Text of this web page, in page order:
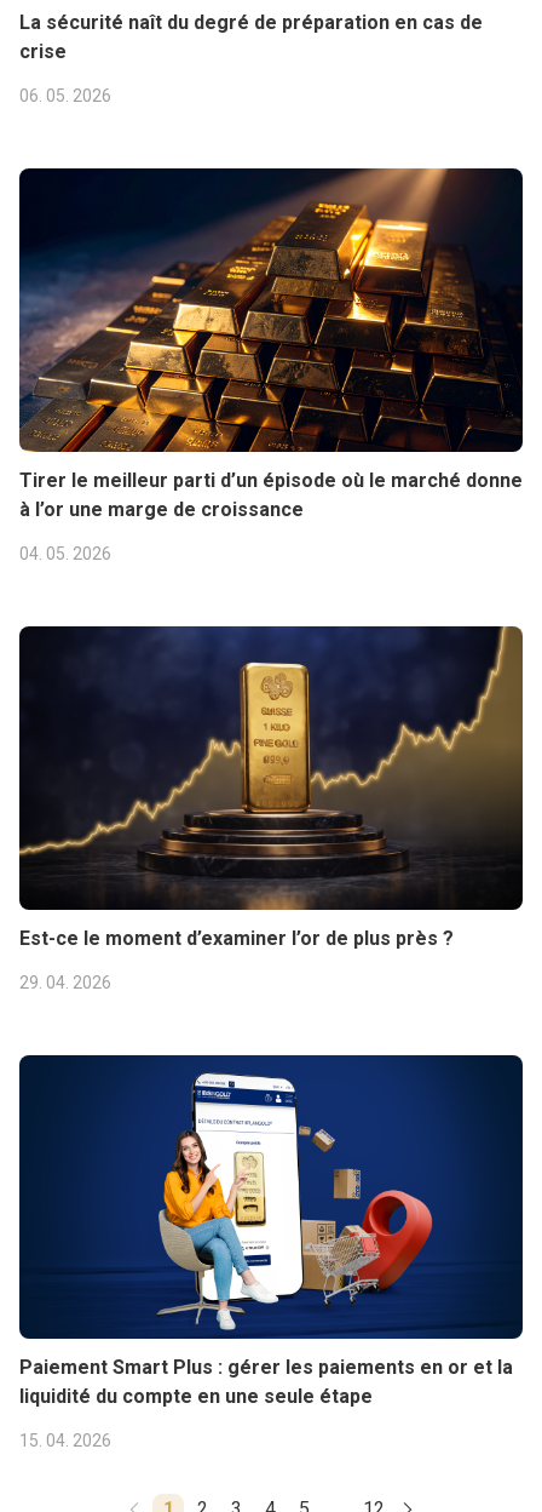
La sécurité naît du degré de préparation en cas de
crise
06. 05. 2026
Tirer le meilleur parti d’un épisode où le marché donne
à l’or une marge de croissance
04. 05. 2026
Est-ce le moment d’examiner l’or de plus près ?
29. 04. 2026
Paiement Smart Plus : gérer les paiements en or et la
liquidité du compte en une seule étape
15. 04. 2026